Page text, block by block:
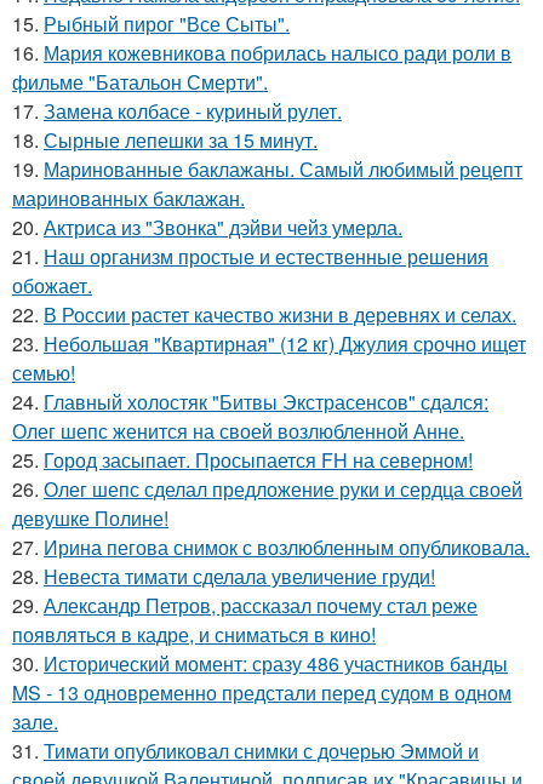
15. Рыбный пирог "Все Сыты".
16. Мария кожевникова побрилась налысо ради роли в
фильме "Батальон Смерти".
17. Замена колбасе - куриный рулет.
18. Сырные лепешки за 15 минут.
19. Маринованные баклажаны. Самый любимый рецепт
маринованных баклажан.
20. Актриса из "Звонка" дэйви чейз умерла.
21. Наш организм простые и естественные решения
обожает.
22. В России растет качество жизни в деревнях и селах.
23. Небольшая "Квартирная" (12 кг) Джулия срочно ищет
семью!
24. Главный холостяк "Битвы Экстрасенсов" сдался:
Олег шепс женится на своей возлюбленной Анне.
25. Город засыпает. Просыпается FH на северном!
26. Олег шепс сделал предложение руки и сердца своей
девушке Полине!
27. Ирина пегова снимок с возлюбленным опубликовала.
28. Невеста тимати сделала увеличение груди!
29. Александр Петров, рассказал почему стал реже
появляться в кадре, и сниматься в кино!
30. Исторический момент: сразу 486 участников банды
MS - 13 одновременно предстали перед судом в одном
зале.
31. Тимати опубликовал снимки с дочерью Эммой и